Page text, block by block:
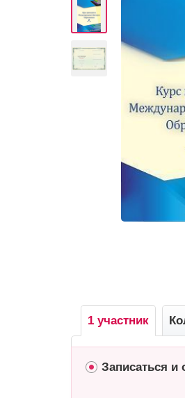
1 участник
Записаться и